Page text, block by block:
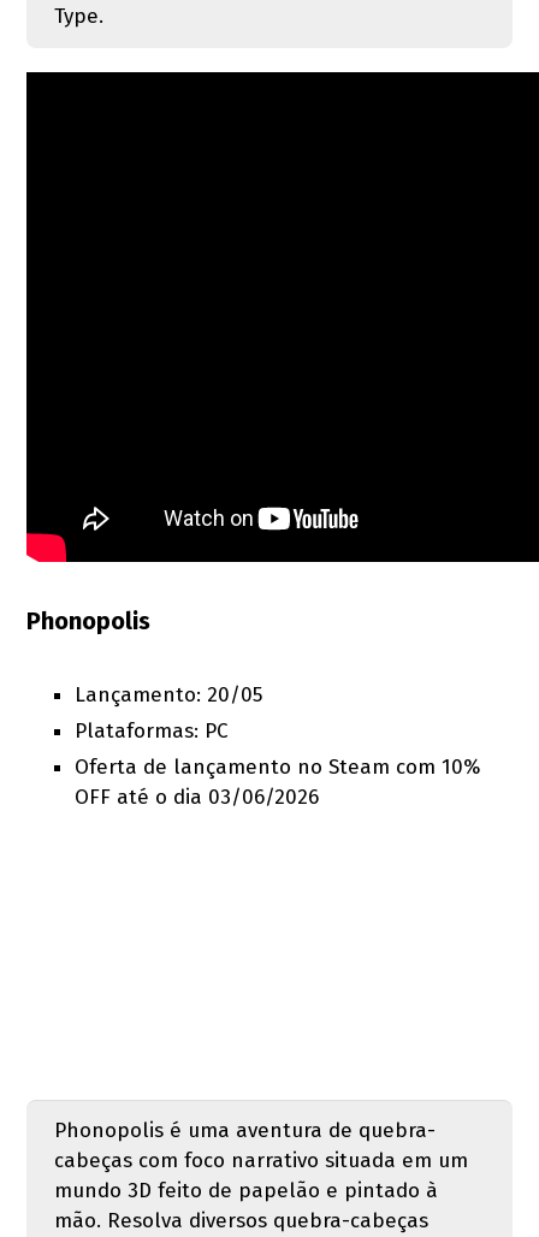
Type.
Phonopolis
Lançamento: 20/05
Plataformas: PC
Oferta de lançamento no Steam com 10%
OFF até o dia 03/06/2026
Phonopolis é uma aventura de quebra-
cabeças com foco narrativo situada em um
mundo 3D feito de papelão e pintado à
mão. Resolva diversos quebra-cabeças